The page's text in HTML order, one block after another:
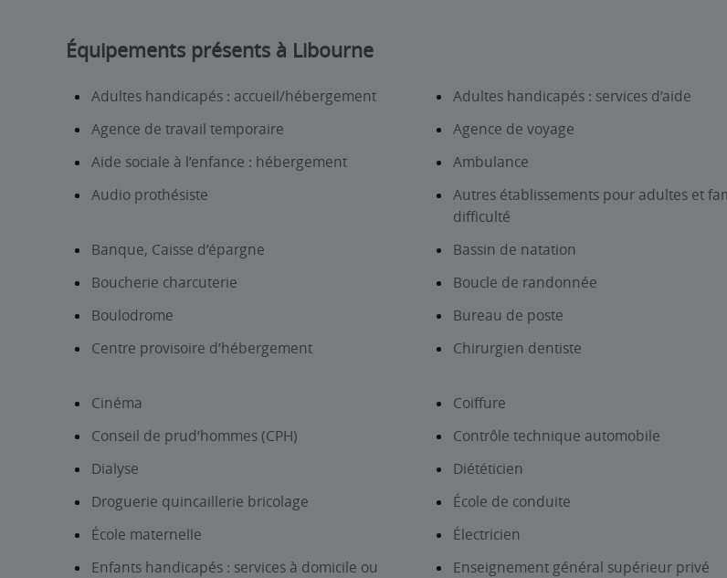
Équipements présents à Libourne
Adultes handicapés : accueil/hébergement Adultes handicapés : services d’aide
Agence de travail temporaire
Agence de voyage
Aide sociale à l’enfance : hébergement
Ambulance
Audio prothésiste
Autres établissements pour adultes et
difficulté
Banque, Caisse d’épargne Bassin de natation
Boucherie charcuterie
Boucle de randonnée
Boulodrome
Bureau de poste
Centre provisoire d’hébergement
Chirurgien dentiste
Cinéma
Coiffure
Conseil de prud’hommes (CPH)
Contrôle technique automobile
Dialyse
Diététicien
Droguerie quincaillerie bricolage
École de conduite
École maternelle
Électricien
Enfants handicapés : services à domicile ou
Enseignement général supérieur privé